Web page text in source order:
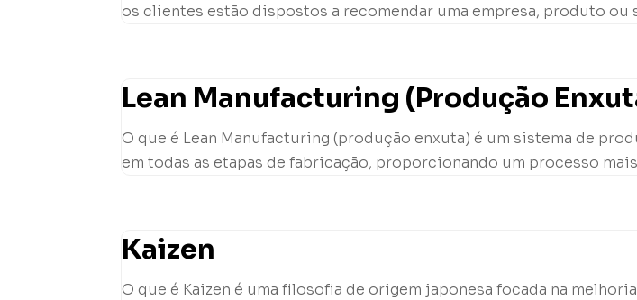
os clientes estão dispostos a recomendar uma empresa, produto ou
Lean Manufacturing (Produção
O que é Lean Manufacturing (produção enxuta) é um sistema de
em todas as etapas de fabricação, proporcionando um processo mais
Kaizen
O que é Kaizen é uma filosofia de origem japonesa focada na